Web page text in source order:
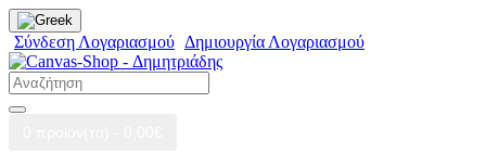
Σύνδεση Λογαριασμού Δημιουργία Λογαριασμού